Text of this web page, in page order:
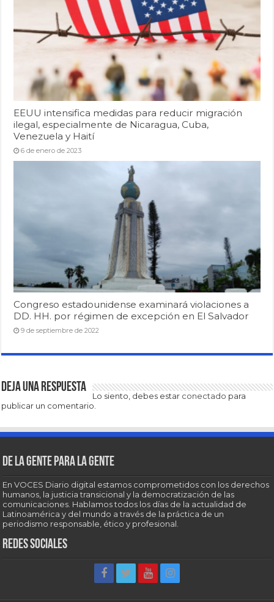
EEUU intensifica medidas para reducir migración
ilegal, especialmente de Nicaragua, Cuba,
Venezuela y Haití
6 de enero de 2023
Congreso estadounidense examinará violaciones a
DD. HH. por régimen de excepción en El Salvador
9 de septiembre de 2022
Deja una respuesta
Lo siento, debes estar conectado para
publicar un comentario.
De la gente para la gente
En VOCES Diario digital estamos comprometidos con los derechos
humanos, la justicia transicional y la democratización de las
comunicaciones. Hablamos todos los días de la actualidad de
Latinoamérica y del mundo a través de la práctica de un
periodismo responsable, ético y profesional.
Redes sociales